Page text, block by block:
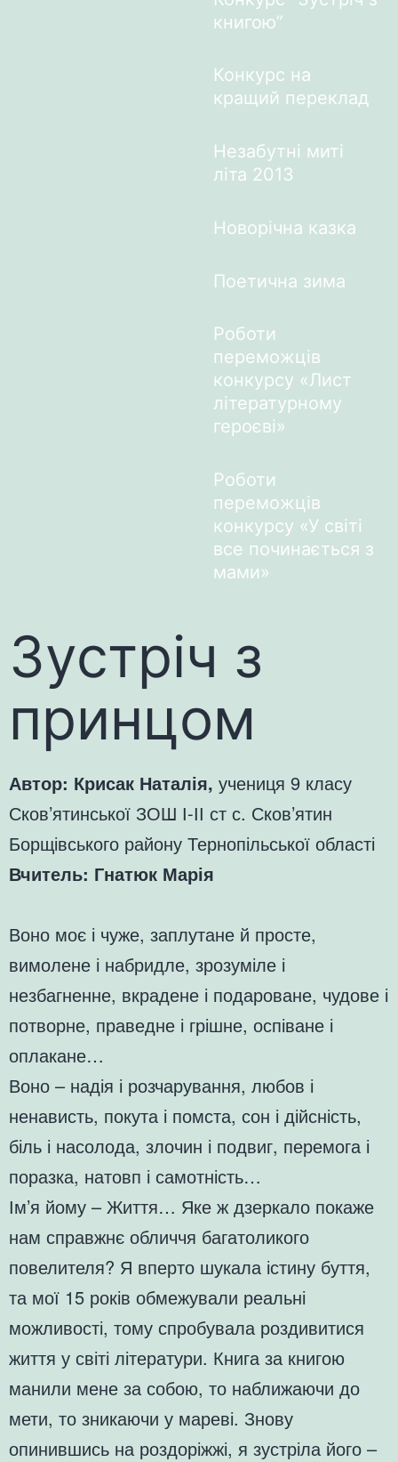
книгою”
Конкурс на
кращий переклад
Незабутні миті
літа 2013
Новорічна казка
Поетична зима
Роботи
переможців
конкурсу «Лист
літературному
героєві»
Роботи
переможців
конкурсу «У світі
все починається з
мами»
Зустріч з
принцом
Автор: Крисак Наталія, учениця 9 класу
Сков’ятинської ЗОШ І-ІІ ст с. Сков’ятин
Борщівського району Тернопільської області
Вчитель: Гнатюк Марія
Воно моє і чуже, заплутане й просте,
вимолене і набридле, зрозуміле і
незбагненне, вкрадене і подароване, чудове і
потворне, праведне і грішне, оспіване і
оплакане…
Воно – надія і розчарування, любов і
ненависть, покута і помста, сон і дійсність,
біль і насолода, злочин і подвиг, перемога і
поразка, натовп і самотність…
Ім’я йому – Життя… Яке ж дзеркало покаже
нам справжнє обличчя багатоликого
повелителя? Я вперто шукала істину буття,
та мої 15 років обмежували реальні
можливості, тому спробувала роздивитися
життя у світі літератури. Книга за книгою
манили мене за собою, то наближаючи до
мети, то зникаючи у мареві. Знову
опинившись на роздоріжжі, я зустріла його –